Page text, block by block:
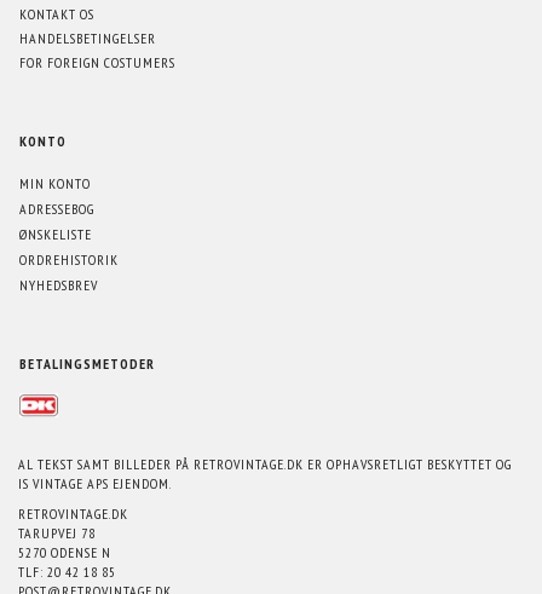
KONTAKT OS
HANDELSBETINGELSER
FOR FOREIGN COSTUMERS
KONTO
MIN KONTO
ADRESSEBOG
ØNSKELISTE
ORDREHISTORIK
NYHEDSBREV
BETALINGSMETODER
AL TEKST SAMT BILLEDER PÅ RETROVINTAGE.DK ER OPHAVSRETLIGT BESKYTTET OG
IS VINTAGE APS EJENDOM.
RETROVINTAGE.DK
TARUPVEJ 78
5270 ODENSE N
TLF: 20 42 18 85